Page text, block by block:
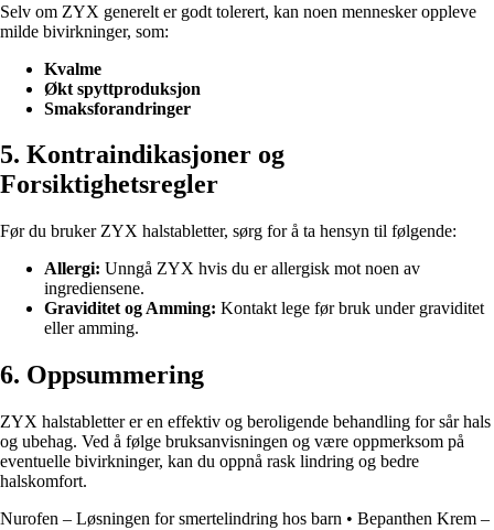
Selv om ZYX generelt er godt tolerert, kan noen mennesker oppleve
milde bivirkninger, som:
Kvalme
Økt spyttproduksjon
Smaksforandringer
5. Kontraindikasjoner og
Forsiktighetsregler
Før du bruker ZYX halstabletter, sørg for å ta hensyn til følgende:
Allergi: Unngå ZYX hvis du er allergisk mot noen av
ingrediensene.
Graviditet og Amming: Kontakt lege før bruk under graviditet
eller amming.
6. Oppsummering
ZYX halstabletter er en effektiv og beroligende behandling for sår hals
og ubehag. Ved å følge bruksanvisningen og være oppmerksom på
eventuelle bivirkninger, kan du oppnå rask lindring og bedre
halskomfort.
Nurofen – Løsningen for smertelindring hos barn • Bepanthen Krem –